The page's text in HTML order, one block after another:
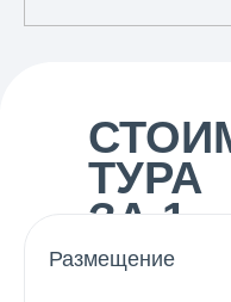
ТУРА
ЗА 1
Размещение